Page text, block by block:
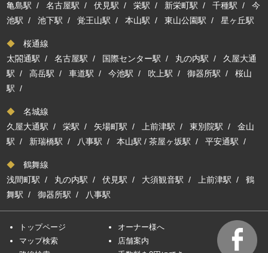
亀島駅 /名古屋駅 /伏見駅 /栄駅 / 新栄町駅 /千種駅 /今
池駅 /池下駅 /覚王山駅 /本山駅 /東山公園駅 /星ヶ丘駅
◆ 桜通線
太閤通駅 /名古屋駅 / 国際センター駅 / 丸の内駅 / 久屋大通
駅 /高岳駅 /車道駅 /今池駅 / 吹上駅 /御器所駅 /桜山
駅 /
◆ 名城線
久屋大通駅 /栄駅 / 矢場町駅 /上前津駅 /東別院駅 /金山
駅 / 新瑞橋駅 / 八事駅 /本山駅 /茶屋ヶ坂駅 /平安通駅 /
◆ 鶴舞線
浅間町駅 / 丸の内駅 /伏見駅 / 大須観音駅 /上前津駅 /鶴
舞駅 /御器所駅 / 八事駅
トップページ
マップ検索
オーナー様へ
店舗案内